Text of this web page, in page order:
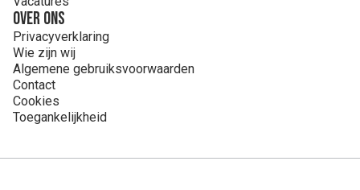
Over ons
Privacyverklaring
Wie zijn wij
Algemene gebruiksvoorwaarden
Contact
Cookies
Toegankelijkheid